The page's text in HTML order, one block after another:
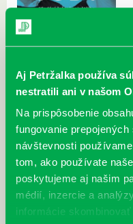
Aj Petržalka používa
nestratili ani v našom
Na prispôsobenie
fungovanie
návštevnosti
tom, ako používate
poskytujeme aj našim
médií, inzercie a
informácie